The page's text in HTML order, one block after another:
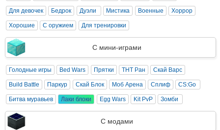
Для девочек Бедрок Дуэли Мистика Военные Хоррор
Хорошие С оружием Для тренировки
С мини-играми
Голодные игры Bed Wars Прятки ТНТ Ран Скай Варс
Build Battle Паркур Скай Блок Моб Арена Сплиф CS:Go
Битва муравьев Лаки блоки Egg Wars Kit PvP Зомби
С модами